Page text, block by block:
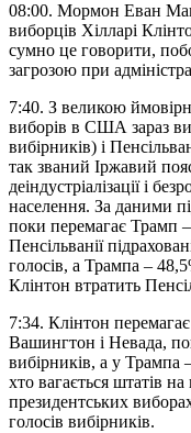
08:00. Мормон Еван
виборців Хілларі
сумно це говорити,
загрозою при
7:40. З великою
виборів в США зараз
вибірників) і
так званий Іржавий
деіндустріалізації і
населення. За даними
поки перемагає Трамп
Пенсільванії
голосів, а Трампа –
Клінтон втратить
7:34. Клінтон
Вашингтон і Невада,
вибірників, а у
хто вагається штатів
президентських
голосів вибірників.